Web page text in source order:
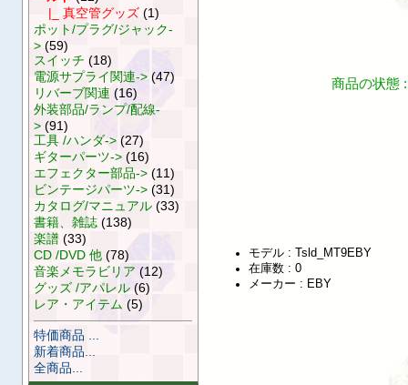
|_ 真空管グッズ (1)
ポット/プラグ/ジャック-
> (59)
スイッチ (18)
電源サプライ関連-> (47)
リバーブ関連 (16)
外装部品/ランプ/配線-
> (91)
工具 /ハンダ-> (27)
ギターパーツ-> (16)
エフェクター部品-> (11)
ビンテージパーツ-> (31)
カタログ/マニュアル (33)
書籍、雑誌 (138)
楽譜 (33)
CD /DVD 他 (78)
音楽メモラビリア (12)
グッズ /アパレル (6)
レア・アイテム (5)
特価商品 ...
新着商品...
全商品...
商品の状態 :
モデル : Tsld_MT9EBY
在庫数 : 0
メーカー : EBY